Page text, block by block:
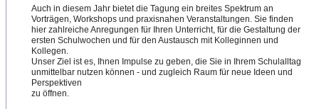
Auch in diesem Jahr bietet die Tagung ein breites Spektrum an
Vorträgen, Workshops und praxisnahen Veranstaltungen. Sie finden
hier zahlreiche Anregungen für Ihren Unterricht, für die Gestaltung der
ersten Schulwochen und für den Austausch mit Kolleginnen und
Kollegen.
Unser Ziel ist es, Ihnen Impulse zu geben, die Sie in Ihrem Schulalltag
unmittelbar nutzen können - und zugleich Raum für neue Ideen und
Perspektiven
zu öffnen.